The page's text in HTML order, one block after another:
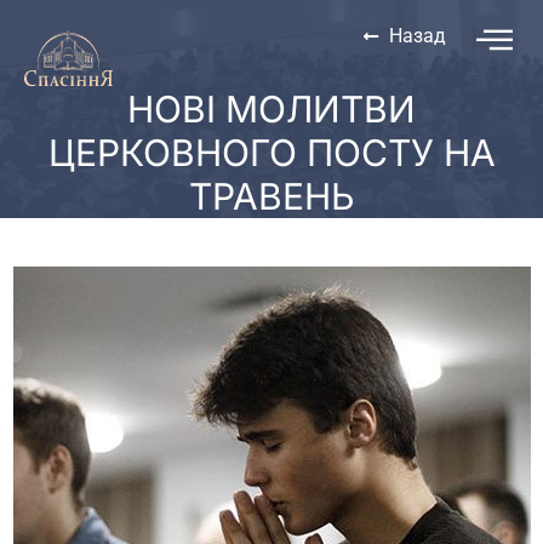
Назад
НОВІ МОЛИТВИ
ЦЕРКОВНОГО ПОСТУ НА
ТРАВЕНЬ